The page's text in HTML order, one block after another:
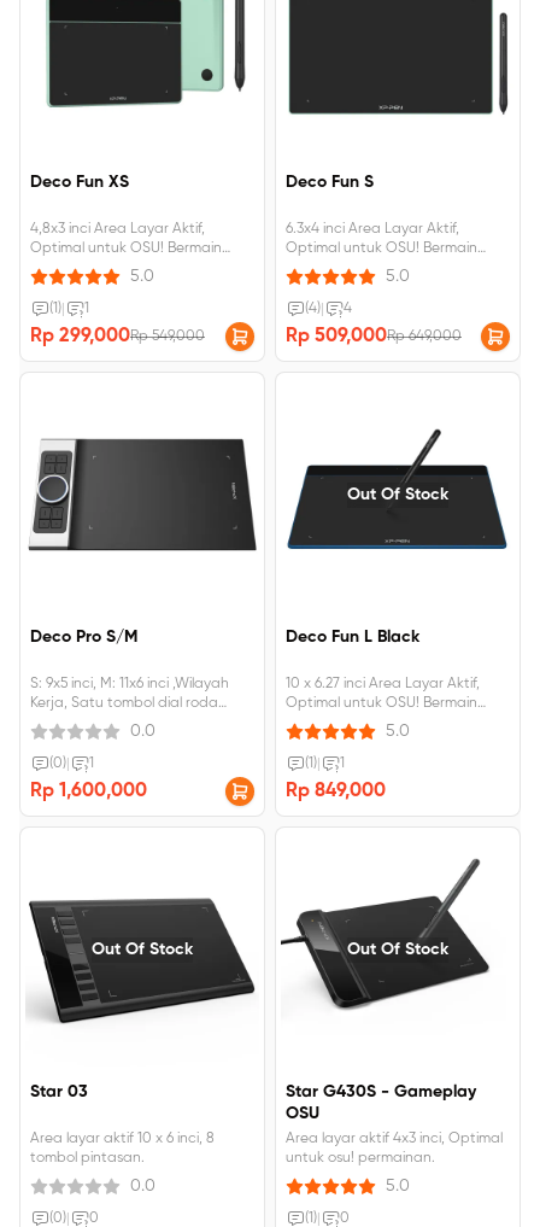
Deco Fun XS
4,8x3 inci Area Layar Aktif,
Optimal untuk OSU! Bermain
game, dapat dihubungkan ke
Android, windows, Mac
5.0
(1) 1
Rp 299,000Rp 549,000
Deco Fun S
6.3x4 inci Area Layar Aktif,
Optimal untuk OSU! Bermain
game Dapat dimiringkan 60 °,
dapat dihubungkan ke Android,
windows, Mac.
5.0
(4) 4
Rp 509,000Rp 649,000
Deco Pro S/M
S: 9x5 inci, M: 11x6 inci ,Wilayah
Kerja, Satu tombol dial roda
dengan 8 tombol pintasan.
0.0
(0) 1
Rp 1,600,000
Out Of Stock
Deco Fun L Black
10 x 6.27 inci Area Layar Aktif,
Optimal untuk OSU! Bermain
game, Dapat dimiringkan 60 °,
dapat dihubungkan ke Android,
windows, Mac
5.0
(1) 1
Rp 849,000
Out Of Stock
Star 03
Area layar aktif 10 x 6 inci, 8
tombol pintasan.
0.0
(0) 0
Out Of Stock
Star G430S - Gameplay
OSU
Area layar aktif 4x3 inci, Optimal
untuk osu! permainan.
5.0
(1) 0